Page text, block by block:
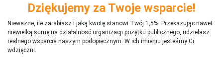
Dziękujemy za Twoje wsparcie!
Nieważne, ile zarabiasz i jaką kwotę stanowi Twój 1,5%. Przekazując nawet
niewielką sumę na działalnosć organizacji pożytku publicznego, udzielasz
realnego wsparcia naszym podopiecznym. W ich imieniu jesteśmy Ci
wdzięczni.